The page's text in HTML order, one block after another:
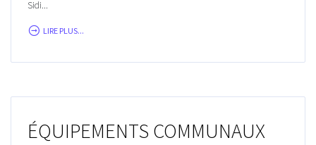
Sidi...
LIRE PLUS...
ÉQUIPEMENTS COMMUNAUX